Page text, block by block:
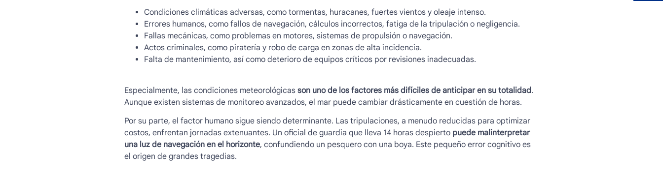
Condiciones climáticas adversas, como tormentas, huracanes, fuertes vientos y oleaje intenso.
Errores humanos, como fallos de navegación, cálculos incorrectos, fatiga de la tripulación o negligencia.
Fallas mecánicas, como problemas en motores, sistemas de propulsión o navegación.
Actos criminales, como piratería y robo de carga en zonas de alta incidencia.
Falta de mantenimiento, así como deterioro de equipos críticos por revisiones inadecuadas.
Especialmente, las condiciones meteorológicas son uno de los factores más difíciles de anticipar en su totalidad.
Aunque existen sistemas de monitoreo avanzados, el mar puede cambiar drásticamente en cuestión de horas.
Por su parte, el factor humano sigue siendo determinante. Las tripulaciones, a menudo reducidas para optimizar
costos, enfrentan jornadas extenuantes. Un oficial de guardia que lleva 14 horas despierto puede malinterpretar
una luz de navegación en el horizonte, confundiendo un pesquero con una boya. Este pequeño error cognitivo es
el origen de grandes tragedias.